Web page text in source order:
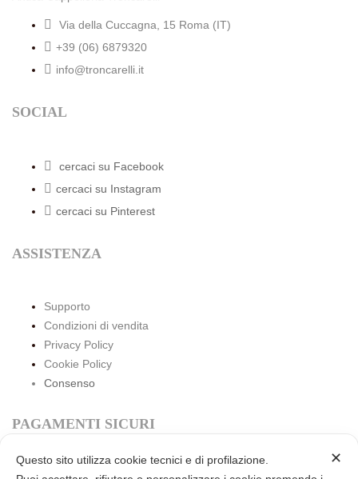
Via della Cuccagna, 15 Roma (IT)
+39 (06) 6879320
info@troncarelli.it
SOCIAL
cercaci su Facebook
cercaci su Instagram
cercaci su Pinterest
ASSISTENZA
Supporto
Condizioni di vendita
Privacy Policy
Cookie Policy
Consenso
PAGAMENTI SICURI
✕
Questo sito utilizza cookie tecnici e di profilazione.